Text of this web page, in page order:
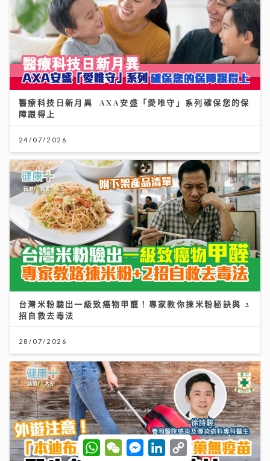
醫療科技日新月異 AXA安盛「愛唯守」系列確保您的保
障跟得上
24/07/2026
台灣米粉驗出一級致癌物甲醛！專家教你揀米粉秘訣與 2
招自救去毒法
28/07/2026
W
h
W
e
M
e
L
C
o